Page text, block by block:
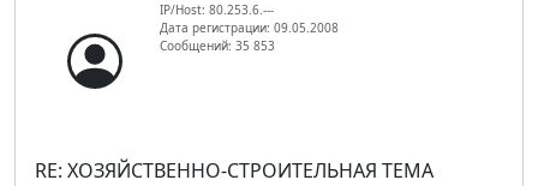
IP/Host: 80.253.6.---
Дата регистрации: 09.05.2008
Сообщений: 35 853
RE: ХОЗЯЙСТВЕННО-СТРОИТЕЛЬНАЯ ТЕМА